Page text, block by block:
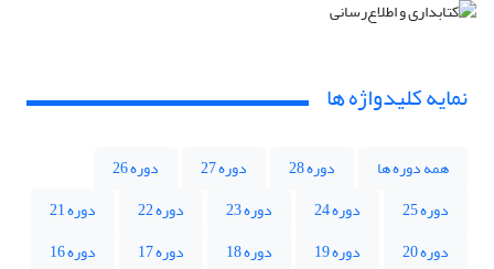
نمایه کلیدواژه ها
همه دوره ها دوره 28 دوره 27
دوره 26
دوره 25
دوره 24 دوره 23 دوره 22
دوره 21
دوره 20
دوره 19 دوره 18 دوره 17
دوره 16